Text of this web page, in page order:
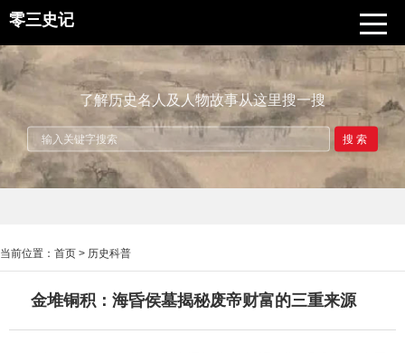
零三史记
了解历史名人及人物故事从这里搜一搜
搜索
当前位置： 首页 > 历史科普
金堆铜积：海昏侯墓揭秘废帝财富的三重来源